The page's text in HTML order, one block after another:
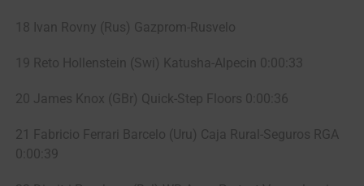
18 Ivan Rovny (Rus) Gazprom-Rusvelo
19 Reto Hollenstein (Swi) Katusha-Alpecin 0:00:33
20 James Knox (GBr) Quick-Step Floors 0:00:36
21 Fabricio Ferrari Barcelo (Uru) Caja Rural-Seguros RGA
0:00:39